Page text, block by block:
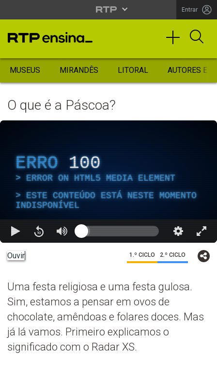
Entrar
MUSEUS MIRANDÊS LITORAL AUTORES
O que é a Páscoa?
ERRO 100
ERROR ON HTML5 MEDIA ELEMENT
ESTE CONTEÚDO ESTÁ NESTE MOMENTO
INDISPONÍVEL
Ouvir 1.º CICLO 2.º CICLO
Uma festa religiosa e uma festa gulosa.
Sim, estamos a pensar em ovos de
chocolate, amêndoas e folares doces. Mas
já lá vamos. Primeiro explicamos o
significado com o Radar XS.